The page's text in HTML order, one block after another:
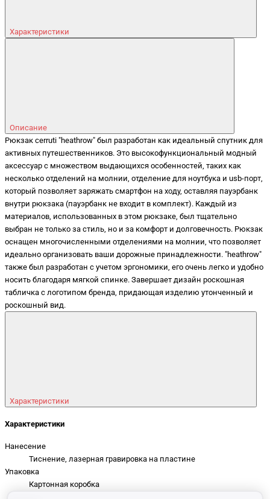
Характеристики
Описание
Рюкзак cerruti "heathrow" был разработан как идеальный спутник для
активных путешественников. Это высокофункциональный модный
аксессуар с множеством выдающихся особенностей, таких как
несколько отделений на молнии, отделение для ноутбука и usb-порт,
который позволяет заряжать смартфон на ходу, оставляя пауэрбанк
внутри рюкзака (пауэрбанк не входит в комплект). Каждый из
материалов, использованных в этом рюкзаке, был тщательно
выбран не только за стиль, но и за комфорт и долговечность. Рюкзак
оснащен многочисленными отделениями на молнии, что позволяет
идеально организовать ваши дорожные принадлежности. "heathrow"
также был разработан с учетом эргономики, его очень легко и удобно
носить благодаря мягкой спинке. Завершает дизайн роскошная
табличка с логотипом бренда, придающая изделию утонченный и
роскошный вид.
Характеристики
Характеристики
Нанесение
Тиснение, лазерная гравировка на пластине
Упаковка
Картонная коробка